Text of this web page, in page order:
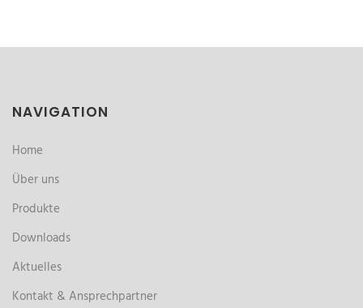
NAVIGATION
Home
Über uns
Produkte
Downloads
Aktuelles
Kontakt & Ansprechpartner